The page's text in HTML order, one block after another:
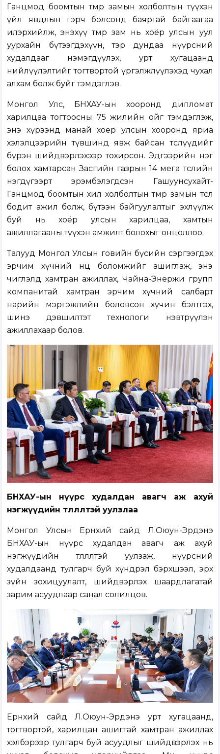
Ганцмод боомтын төмөр замын холболтын түүхэн
үйл явдлын гэрч болсонд баяртай байгаагаа
илэрхийлж, энэхүү төмөр зам нь хоёр улсын уул
уурхайн бүтээгдэхүүн, тэр дундаа нүүрсний
худалдааг нэмэгдүүлэх, урт хугацаанд
нийлүүлэлтийг тогтвортой үргэлжлүүлэхэд чухал
алхам болж буйг тэмдэглэв.
Монгол Улс, БНХАУ-ын хооронд дипломат
харилцаа тогтоосны 75 жилийн ойг тэмдэглэж,
энэ хүрээнд манай хоёр улсын хооронд яриа
хэлэлцээрийн түвшинд явж байсан төслүүдийг
бүрэн шийдвэрлэхээр тохирсон. Эдгээрийн нэг
болох хамтарсан Засгийн газрын 14 мега төслийн
нэгдүгээрт эрэмбэлэгдсэн Гашуунсухайт-
Ганцмод боомтын хил холболтын төмөр замын төсөл
бодит ажил болж, бүтээн байгуулалтыг эхлүүлж
буй нь хоёр улсын харилцаа, хамтын
ажиллагааны түүхэн амжилт болохыг онцоллоо.
Талууд Монгол Улсын говийн бүсийн сэргээгдэх
эрчим хүчний нөөц боломжийг ашиглаж, энэ
чиглэлд хамтран ажиллах, Чайна-Энержи групп
компанитай хамтран эрчим хүчний салбарт
нарийн мэргэжлийн боловсон хүчин бэлтгэх,
шинэ дэвшилтэт технологи нэвтрүүлэн
ажиллахаар болов.
БНХАУ-ын нүүрс худалдан авагч аж ахуй
нэгжүүдийн төлөөлөлтэй уулзлаа
Монгол Улсын Ерөнхий сайд Л.Оюун-Эрдэнэ
БНХАУ-ын нүүрс худалдан авагч аж ахуй
нэгжүүдийн төлөөлөлтэй уулзаж, нүүрсний
худалдаанд тулгарч буй хүндрэл бэрхшээл, эрх
зүйн зохицуулалт, шийдвэрлэх шаардлагатай
зарим асуудлаар санал солилцов.
Ерөнхий сайд Л.Оюун-Эрдэнэ урт хугацаанд,
тогтвортой, харилцан ашигтай хамтран ажиллах
хэлбэрээр тулгарч буй асуудлыг шийдвэрлэх нь